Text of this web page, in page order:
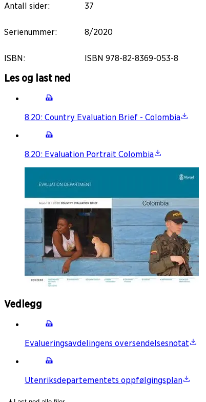
Antall sider: 37
Serienummer: 8/2020
ISBN: ISBN 978-82-8369-053-8
Les og last ned
8.20: Country Evaluation Brief - Colombia
8.20: Evaluation Portrait Colombia
Vedlegg
Evalueringsavdelingens oversendelsesnotat
Utenriksdepartementets oppfølgingsplan